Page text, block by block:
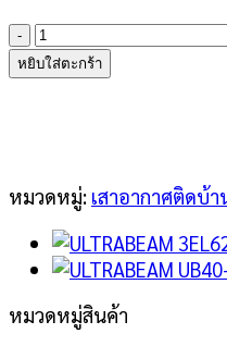
จำนวน
New!
ULTRABEAM
หยิบใส่ตะกร้า
หมวดหมู่: เสาอากาศติดบ้า
หมวดหมู่สินค้า